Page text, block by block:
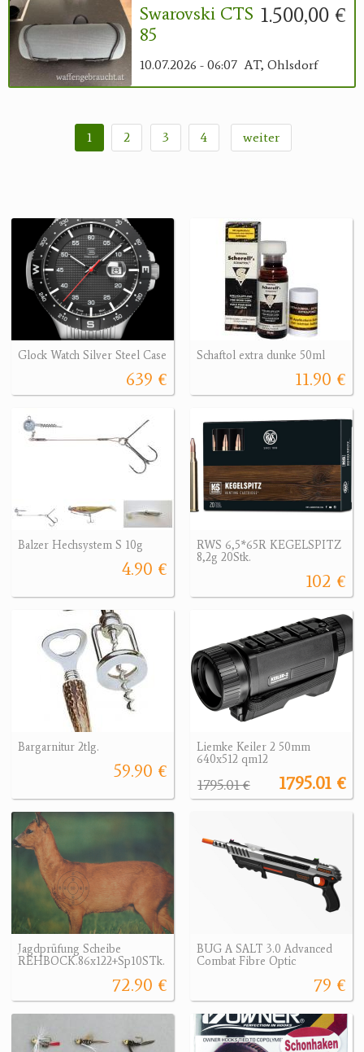
1.500,00 €
Swarovski CTS
85
10.07.2026 - 06:07 AT, Ohlsdorf
1 2 3 4 weiter
Glock Watch Silver Steel Case
639 €
Schaftol extra dunke 50ml
11.90 €
Balzer Hechsystem S 10g
4.90 €
RWS 6,5*65R KEGELSPITZ
8,2g 20Stk.
102 €
Bargarnitur 2tlg.
59.90 €
Liemke Keiler 2 50mm
640x512 qm12
1795.01 €
1795.01 €
Jagdprüfung Scheibe
REHBOCK.86x122+Sp10STk.
72.90 €
BUG A SALT 3.0 Advanced
Combat Fibre Optic
79 €